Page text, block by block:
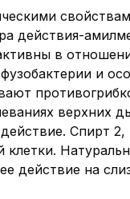
действия-
в
и
верхних
Спирт
клетки.
действие на